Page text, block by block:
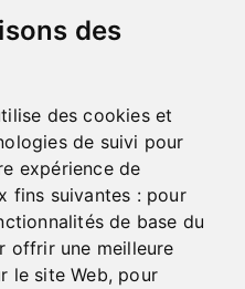
des
des cookies et
de suivi pour
expérience de
fins suivantes : pour
de base du
offrir une meilleure
le site Web, pour
différence
fondations en
participant aux